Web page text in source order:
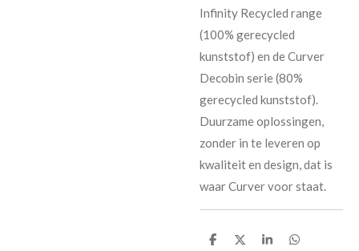
Infinity Recycled range
(100% gerecycled
kunststof) en de Curver
Decobin serie (80%
gerecycled kunststof).
Duurzame oplossingen,
zonder in te leveren op
kwaliteit en design, dat is
waar Curver voor staat.
D
D
S
D